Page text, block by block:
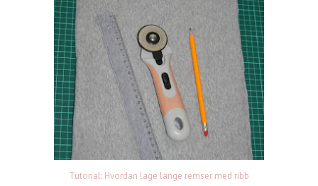
Tutorial: Hvordan lage lange remser med ribb